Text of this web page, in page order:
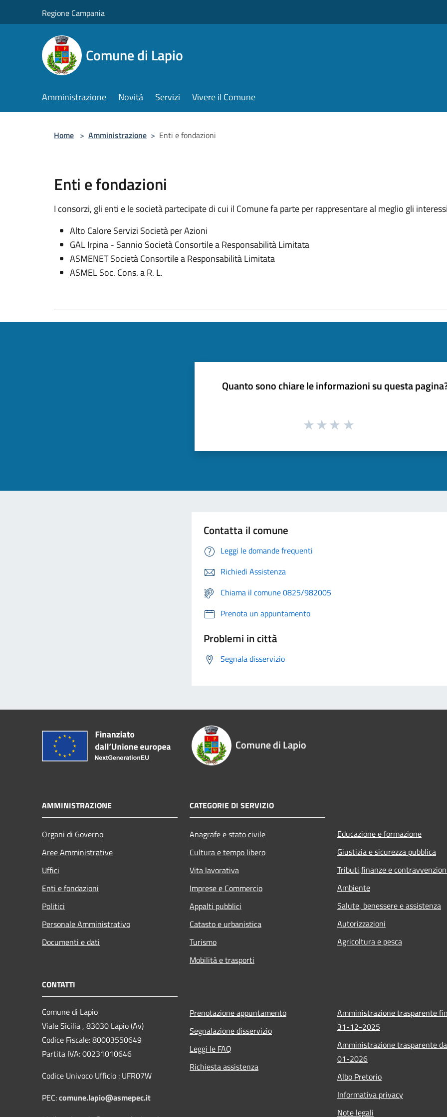
Regione Campania
Comune di Lapio
Amministrazione Novità Servizi Vivere il Comune
Home > Amministrazione > Enti e fondazioni
Enti e fondazioni
I consorzi, gli enti e le società partecipate di cui il Comune fa parte per rappresentare al meglio gli
Alto Calore Servizi Società per Azioni
GAL Irpina - Sannio Società Consortile a Responsabilità Limitata
ASMENET Società Consortile a Responsabilità Limitata
ASMEL Soc. Cons. a R. L.
Quanto sono chiare le informazioni su questa
Contatta il comune
Leggi le domande frequenti
Richiedi Assistenza
Chiama il comune 0825/982005
Prenota un appuntamento
Problemi in città
Segnala disservizio
Comune di Lapio
AMMINISTRAZIONE
Organi di Governo
Aree Amministrative
Uffici
Enti e fondazioni
Politici
Personale Amministrativo
Documenti e dati
CATEGORIE DI SERVIZIO
Anagrafe e stato civile
Cultura e tempo libero
Vita lavorativa
Imprese e Commercio
Appalti pubblici
Catasto e urbanistica
Turismo
Mobilità e trasporti
Educazione e formazione
Giustizia e sicurezza pubblica
Tributi,finanze e
Ambiente
Salute, benessere e assistenza
Autorizzazioni
Agricoltura e pesca
CONTATTI
Comune di Lapio
Viale Sicilia , 83030 Lapio (Av)
Codice Fiscale: 80003550649
Partita IVA: 00231010646
Codice Univoco Ufficio : UFR07W
PEC:comune.lapio@asmepec.it
Prenotazione appuntamento
Segnalazione disservizio
Leggi le FAQ
Richiesta assistenza
Amministrazione trasparente
31-12-2025
Amministrazione trasparente
01-2026
Albo Pretorio
Informativa privacy
Note legali